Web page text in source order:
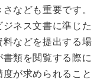
なども重要です。
ネス文書に準じた
などを提出する場
類を閲覧する際に
が求められること